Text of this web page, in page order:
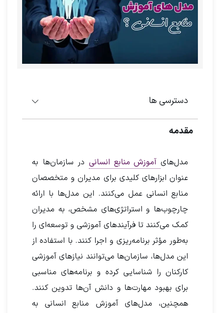
دسترسی ها
مقدمه
مدل‌های آموزش منابع انسانی در سازمان‌ها به
عنوان ابزارهای کلیدی برای مدیران و متخصصان
منابع انسانی عمل می‌کنند. این مدل‌ها با ارائه
چارچوب‌ها و استراتژی‌های مشخص، به مدیران
کمک می‌کنند تا فرآیندهای آموزشی و توسعه‌ای را
به‌طور مؤثر برنامه‌ریزی و اجرا کنند. با استفاده از
این مدل‌ها، سازمان‌ها می‌توانند نیازهای آموزشی
کارکنان را شناسایی کرده و برنامه‌های مناسبی
برای بهبود مهارت‌ها و دانش آن‌ها تدوین کنند.
همچنین، مدل‌های آموزش منابع انسانی به